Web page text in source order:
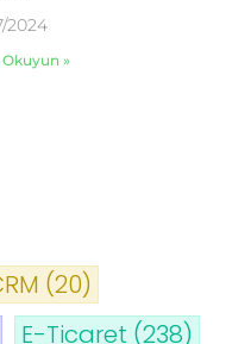
2024
Okuyun »
(20)
E-Ticaret (238)